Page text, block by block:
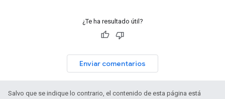
¿Te ha resultado útil?
Enviar comentarios
Salvo que se indique lo contrario, el contenido de esta página está